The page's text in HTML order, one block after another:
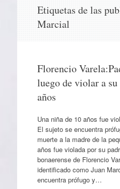
contenido
Etiquetas de las
Marcial
Florencio
luego de violar a
años
Una niña de 10 años fue
El sujeto se encuentra
muerte a la madre de la
años fue violada por su
bonaerense de Florencio
identificado como Juan
encuentra prófugo y…